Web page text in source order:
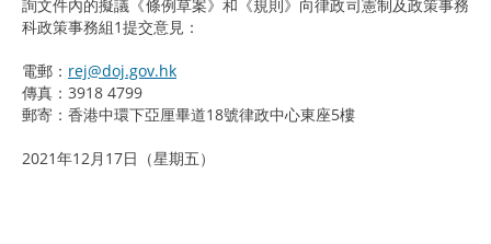
詢文件內的擬議《條例草案》和《規則》向律政司憲制及政策事務
科政策事務組1提交意見：
電郵： rej@doj.gov.hk
傳真：3918 4799
郵寄：香港中環下亞厘畢道18號律政中心東座5樓
2021年12月17日（星期五）